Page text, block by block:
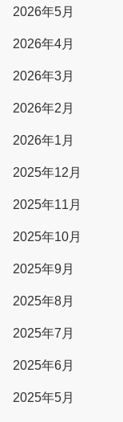
2026年5月
2026年4月
2026年3月
2026年2月
2026年1月
2025年12月
2025年11月
2025年10月
2025年9月
2025年8月
2025年7月
2025年6月
2025年5月